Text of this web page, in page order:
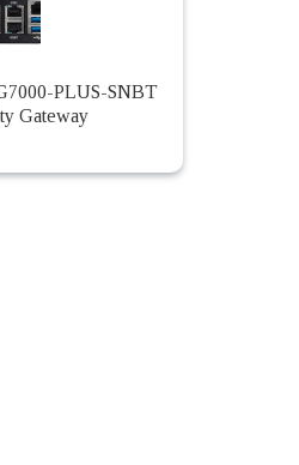
PLUS-SNBT
Gateway